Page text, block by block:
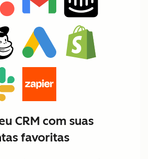
CRM com suas
favoritas